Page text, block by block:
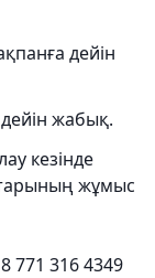
дейін
жабық.
кезінде
жұмыс
771 316 4349